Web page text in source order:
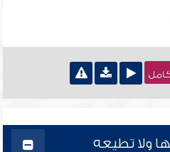
ولا تطيعه